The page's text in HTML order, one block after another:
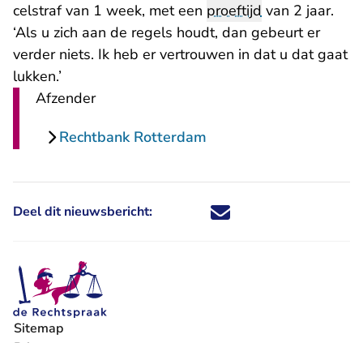
celstraf van 1 week, met een proeftijd van 2 jaar.
‘Als u zich aan de regels houdt, dan gebeurt er
verder niets. Ik heb er vertrouwen in dat u dat gaat
lukken.’
Afzender
Rechtbank Rotterdam
Deel dit nieuwsbericht: Deel dit nieuwsbericht via X -
Deel dit nieuwsbericht via
Deel dit nieuwsbericht
Deel dit
Sitemap